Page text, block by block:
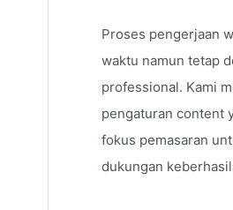
Proses pengerjaan
waktu namun tetap
professional. Kami
pengaturan content
fokus pemasaran
dukungan